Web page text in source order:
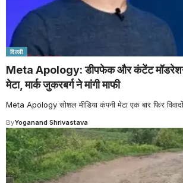
दिल्ली
Meta Apology: डीपफेक और कंटेंट मॉडरेशन
मेटा, मार्क जुकरबर्ग ने मांगी माफी
Meta Apology सोशल मीडिया कंपनी मेटा एक बार फिर
ByYoganand Shrivastava